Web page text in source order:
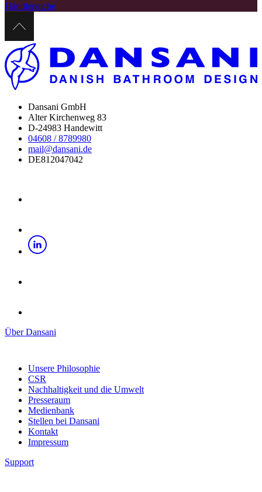
Händlersuche
Dansani GmbH
Alter Kirchenweg 83
D-24983 Handewitt
04608 / 8789980
mail@dansani.de
DE812047042
Über Dansani
Unsere Philosophie
CSR
Nachhaltigkeit und die Umwelt
Presseraum
Medienbank
Stellen bei Dansani
Kontakt
Impressum
Support